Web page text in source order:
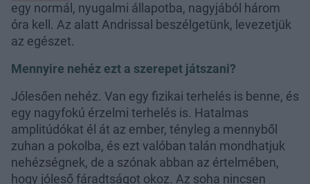
egy normál, nyugalmi állapotba, nagyjából három
óra kell. Az alatt Andrissal beszélgetünk, levezetjük
az egészet.
Mennyire nehéz ezt a szerepet játszani?
Jólesően nehéz. Van egy fizikai terhelés is benne, és
egy nagyfokú érzelmi terhelés is. Hatalmas
amplitúdókat él át az ember, tényleg a mennyből
zuhan a pokolba, és ezt valóban talán mondhatjuk
nehézségnek, de a szónak abban az értelmében,
hogy jóleső fáradtságot okoz. Az soha nincsen